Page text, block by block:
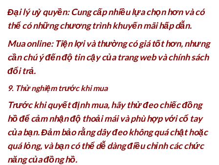
Đại lý uỷ quyền: Cung cấp nhiều lựa chọn hơn và có
thể có những chương trình khuyến mãi hấp dẫn.
Mua online: Tiện lợi và thường có giá tốt hơn, nhưng
cần chú ý đến độ tin cậy của trang web và chính sách
đổi trả.
9. Thử nghiệm trước khi mua
Trước khi quyết định mua, hãy thử đeo chiếc đồng
hồ để cảm nhận độ thoải mái và phù hợp với cổ tay
của bạn. Đảm bảo rằng dây đeo không quá chật hoặc
quá lỏng, và bạn có thể dễ dàng điều chỉnh các chức
năng của đồng hồ.